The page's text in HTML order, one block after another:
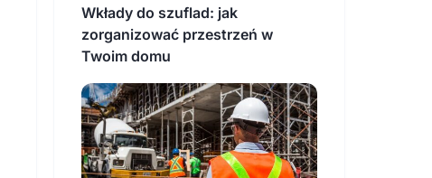
Wkłady do szuflad: jak
zorganizować przestrzeń w
Twoim domu